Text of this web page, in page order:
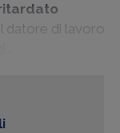
, il datore di lavoro